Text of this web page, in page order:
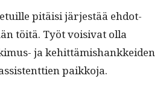
pitäisi jär­jestää ehdot­
töitä. Työt voisi­vat olla
ja kehit­tämis­hankkei­den
paikkoja.